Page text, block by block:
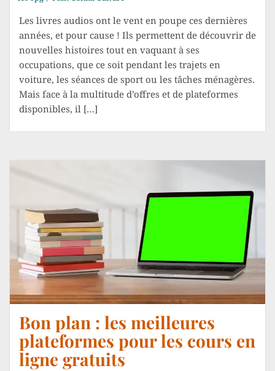
Les livres audios ont le vent en poupe ces dernières
années, et pour cause ! Ils permettent de découvrir de
nouvelles histoires tout en vaquant à ses
occupations, que ce soit pendant les trajets en
voiture, les séances de sport ou les tâches ménagères.
Mais face à la multitude d’offres et de plateformes
disponibles, il […]
Bon plan : les meilleures
plateformes pour les cours en
ligne gratuits